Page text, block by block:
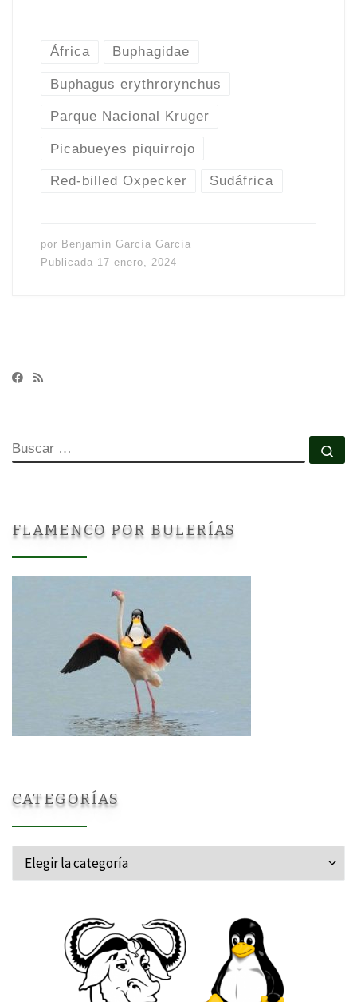
África Buphagidae
Buphagus erythrorynchus
Parque Nacional Kruger
Picabueyes piquirrojo
Red-billed Oxpecker Sudáfrica
por Benjamín García García
Publicada 17 enero, 2024
BUSCAR
FLAMENCO POR BULERÍAS
CATEGORÍAS
Categorías